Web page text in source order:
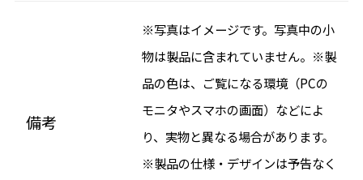
備考
※写真はイメージです。写真中の小
物は製品に含まれていません。※製
品の色は、ご覧になる環境（PCの
モニタやスマホの画面）などによ
り、実物と異なる場合があります。
※製品の仕様・デザインは予告なく